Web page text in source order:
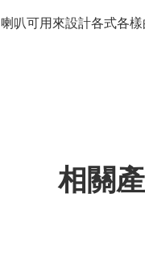
叭可用來設計各式各
相關